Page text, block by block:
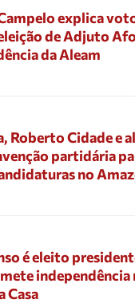
explica
de Adjuto
da Aleam
Roberto Cidade e
partidária
no
é eleito
independência
Casa